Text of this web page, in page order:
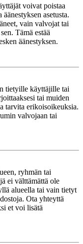
voivat poistaa
asetusta.
vain valvojat tai
Tämä estää
äänestyksen.
tietyille käyttäjille tai
tai muiden
tarvita erikoisoikeuksia.
valvojaan tai
ryhmän tai
ei välttämättä ole
alueella tai vain tietyt
Ota yhteyttä
et voi lisätä